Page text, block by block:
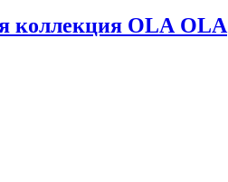
коллекция OLA OLA